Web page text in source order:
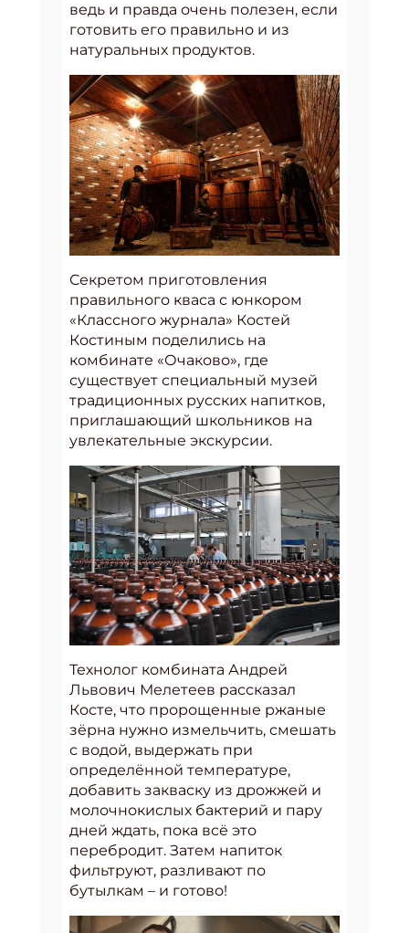
ведь и правда очень полезен, если
готовить его правильно и из
натуральных продуктов.
Секретом приготовления
правильного кваса с юнкором
«Классного журнала» Костей
Костиным поделились на
комбинате «Очаково», где
существует специальный музей
традиционных русских напитков,
приглашающий школьников на
увлекательные экскурсии.
Технолог комбината Андрей
Львович Мелетеев рассказал
Косте, что пророщенные ржаные
зёрна нужно измельчить, смешать
с водой, выдержать при
определённой температуре,
добавить закваску из дрожжей и
молочнокислых бактерий и пару
дней ждать, пока всё это
перебродит. Затем напиток
фильтруют, разливают по
бутылкам – и готово!